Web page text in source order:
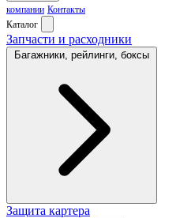
компании Контакты
Каталог
Запчасти и расходники
Багажники, рейлинги, боксы
Защита картера